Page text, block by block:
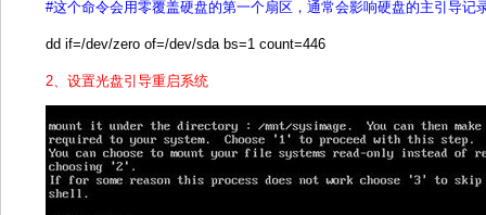
#这个命令会用零覆盖硬盘的第一个扇区，通常会影响硬盘的主引导记
dd if=/dev/zero of=/dev/sda bs=1 count=446
2、设置光盘引导重启系统